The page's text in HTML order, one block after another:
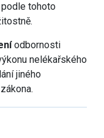
tohoto
odbornosti
nelékařského
jiného